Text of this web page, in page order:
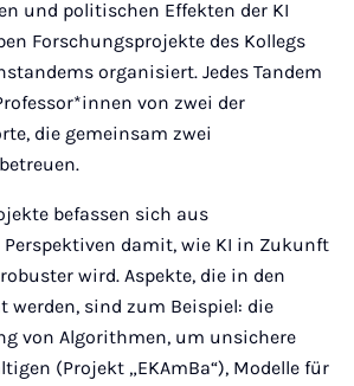
und politischen Effekten der KI
Forschungsprojekte des Kollegs
organisiert. Jedes Tandem
von zwei der
die gemeinsam zwei
befassen sich aus
damit, wie KI in Zukunft
wird. Aspekte, die in den
werden, sind zum Beispiel: die
von Algorithmen, um unsichere
(Projekt „EKAmBa“), Modelle für